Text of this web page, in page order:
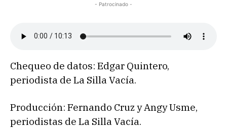
- Patrocinado -
Chequeo de datos: Edgar Quintero,
periodista de La Silla Vacía.
Producción: Fernando Cruz y Angy Usme,
periodistas de La Silla Vacía.